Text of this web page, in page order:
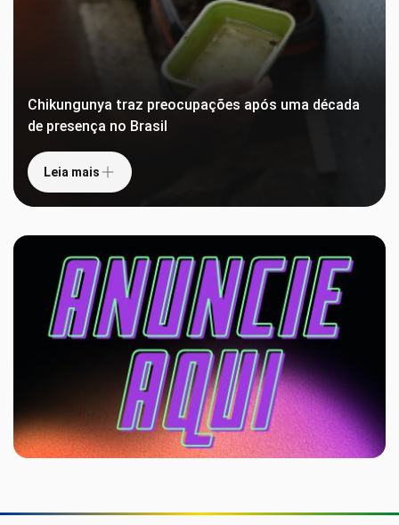
Chikungunya traz preocupações após uma década
de presença no Brasil
Leia mais